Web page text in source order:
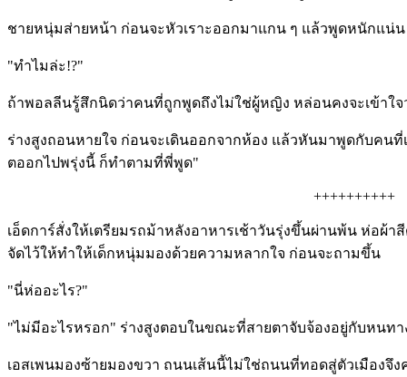
ชายหนุ่มส่ายหน้า ก่อนจะหัวเราะออกมาแกน ๆ แล้วพูดหนักแน่
"ทำไมล่ะ!?"
ถ้าพอลลีนรู้สึกนิดว่าคนที่ถูกพูดถึงไม่ใช่ผู้หญิง หล่อนคงจะเข้าใจ
ร่างสูงถอนหายใจ ก่อนจะเดินออกจากห้อง แล้วหันมาพูดกับคน
ตออกไปพรุ่งนี้ ก็ทำตามที่พี่พูด"
++++++++++
เอ็ดการ์สั่งให้เตรียมรถม้าหลังอาหารเช้าวันรุ่งขึ้นผ่านพ้น ห่อผ้า
จัดไว้ให้ทำให้เด็กหนุ่มมองด้วยความหลากใจ ก่อนจะถามขึ้น
"นี่ห่ออะไร?"
"ไม่มีอะไรหรอก" ร่างสูงตอบในขณะที่สายตาจับจ้องอยู่กับหนทา
เอสเพนมองซ้ายมองขวา ถนนเส้นนี้ไม่ใช่ถนนที่ทอดสู่ตัวเมืองจึ